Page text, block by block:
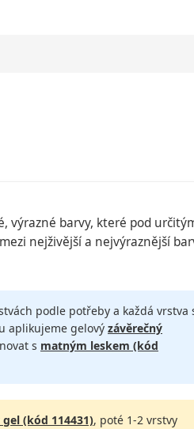
výrazné barvy, které pod
nejživější a nejvýraznější
podle potřeby a každá vrstva
aplikujeme gelový závěrečný
s matným leskem (kód
(kód 114431), poté 1-2 vrstvy